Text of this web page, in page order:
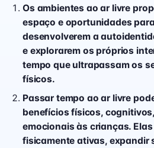
Os ambientes ao ar livre
espaço e oportunidades
desenvolverem a
e explorarem os próprios
tempo que ultrapassam os
físicos.
Passar tempo ao ar livre
benefícios físicos,
emocionais às crianças.
fisicamente ativas, expandir